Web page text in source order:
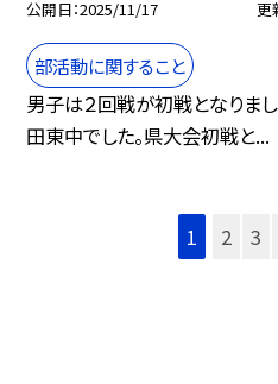
公開日 2025/11/17 更
部活動に関すること
男子は２回戦が初戦となりま
田東中でした。県大会初戦と...
1 2 3